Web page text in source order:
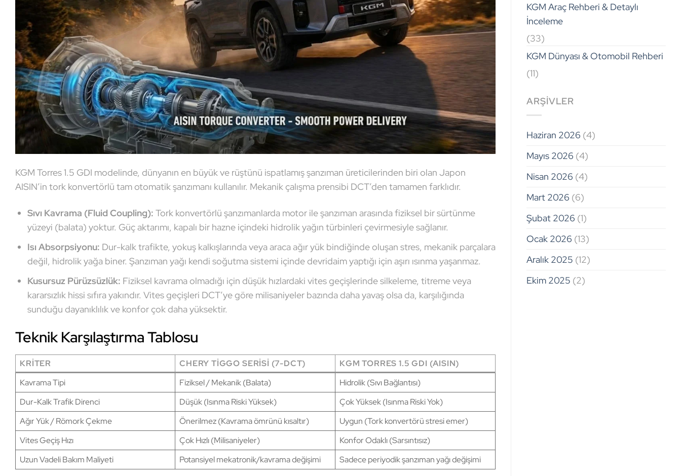
KGM Torres 1.5 GDI modelinde, dünyanın en büyük ve rüştünü ispatlamış şanzıman üreticilerinden biri olan Japon
AISIN’in tork konvertörlü tam otomatik şanzımanı kullanılır. Mekanik çalışma prensibi DCT’den tamamen farklıdır.
Sıvı Kavrama (Fluid Coupling): Tork konvertörlü şanzımanlarda motor ile şanzıman arasında fiziksel bir sürtünme
yüzeyi (balata) yoktur. Güç aktarımı, kapalı bir hazne içindeki hidrolik yağın türbinleri çevirmesiyle sağlanır.
Isı Absorpsiyonu: Dur-kalk trafikte, yokuş kalkışlarında veya araca ağır yük bindiğinde oluşan stres, mekanik parçalara
değil, hidrolik yağa biner. Şanzıman yağı kendi soğutma sistemi içinde devridaim yaptığı için aşırı ısınma yaşanmaz.
Kusursuz Pürüzsüzlük: Fiziksel kavrama olmadığı için düşük hızlardaki vites geçişlerinde silkeleme, titreme veya
kararsızlık hissi sıfıra yakındır. Vites geçişleri DCT’ye göre milisaniyeler bazında daha yavaş olsa da, karşılığında
sunduğu dayanıklılık ve konfor çok daha yüksektir.
Teknik Karşılaştırma Tablosu
KRITER CHERY TIGGO SERISI (7-DCT)
KGM TORRES 1.5 GDI (AISIN)
Kavrama Tipi
Fiziksel / Mekanik (Balata)
Hidrolik (Sıvı Bağlantısı)
Dur-Kalk Trafik Direnci
Düşük (Isınma Riski Yüksek)
Çok Yüksek (Isınma Riski Yok)
Ağır Yük / Römork Çekme
Önerilmez (Kavrama ömrünü kısaltır)
Uygun (Tork konvertörü stresi emer)
Vites Geçiş Hızı
Çok Hızlı (Milisaniyeler)
Konfor Odaklı (Sarsıntısız)
Uzun Vadeli Bakım Maliyeti
Potansiyel mekatronik/kavrama değişimi Sadece periyodik şanzıman yağı değişimi
için
KGM Araç Rehberi & Detaylı
İnceleme
(33)
KGM Dünyası & Otomobil Rehberi
(11)
ARŞIVLER
Haziran 2026 (4)
Mayıs 2026 (4)
Nisan 2026 (4)
Mart 2026 (6)
Şubat 2026 (1)
Ocak 2026 (13)
Aralık 2025 (12)
Ekim 2025 (2)